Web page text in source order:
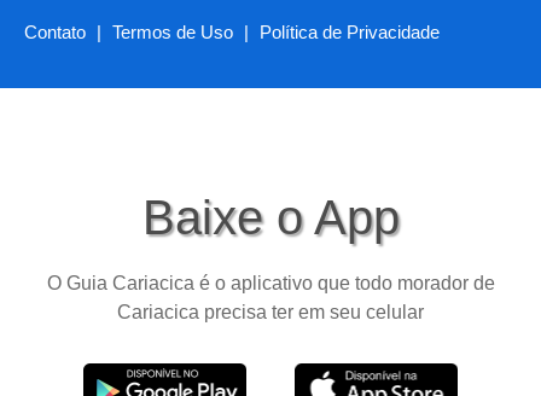
Contato | Termos de Uso | Política de Privacidade
Baixe o App
O Guia Cariacica é o aplicativo que todo morador de
Cariacica precisa ter em seu celular